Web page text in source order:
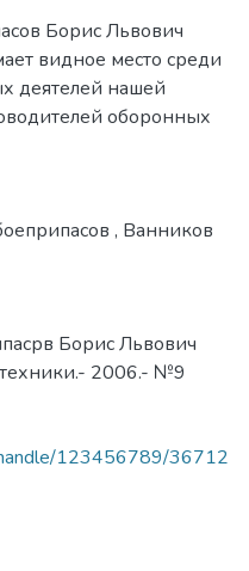
Борис Львович
видное место среди
деятелей нашей
оборонных
, Ванников
Борис Львович
2006.- №9
123456789/36712